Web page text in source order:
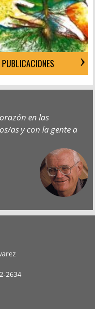
en las
as y con la gente a
2634